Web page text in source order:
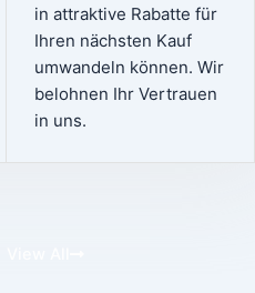
in attraktive Rabatte für
Ihren nächsten Kauf
umwandeln können. Wir
belohnen Ihr Vertrauen
in uns.